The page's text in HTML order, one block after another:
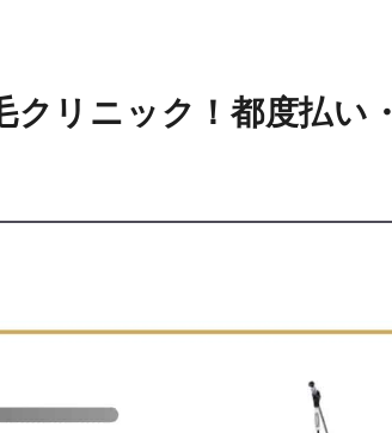
リニック！都度払い・